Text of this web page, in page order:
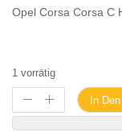
Opel Corsa Corsa C
1 vorrätig
In